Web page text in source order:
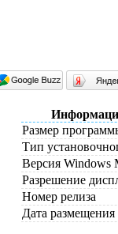
Размер
Тип
Версия Windows
Разрешение
Номер релиза
Дата размещения